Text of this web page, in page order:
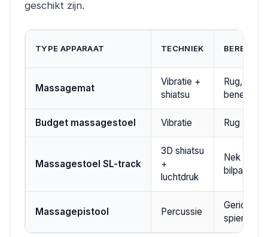
geschikt zijn.
TYPE APPARAAT TECHNIEK BEREIK
Massagemat
Vibratie +
shiatsu
Rug, nek,
benen
Budget massagestoel Vibratie Rug
Massagestoel SL-track
3D shiatsu
+
luchtdruk
Nek tot
bilpartij
Massagepistool Percussie
Gericht op
spiergroep